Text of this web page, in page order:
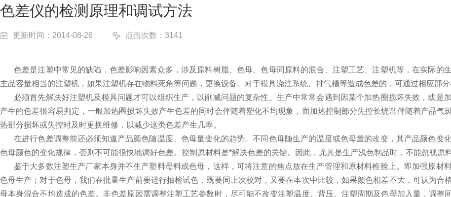
色差仪的检测原理和调试方法
更新时间：2014-08-26 点击次数：3141
色差是注塑中常见的缺陷，色差影响因素众多，涉及原料树脂、色母、色母同原料的混合、注塑工艺、注塑机等，在实际
主品容量相当的注塑机，如果注塑机存在物料死角等问题，更换设备。对于模具浇注系统、排气槽等造成色差的，可通过相应部分
必须首先解决好注塑机及模具问题才可以组织生产，以削减问题的复杂性。生产中常常会遇到因某个加热圈损坏失效，或
产生的色差很容易判定，一般加热圈损坏失效产生色差的同时会伴随着塑化不均现象，而加热控制部分失控长烧常伴随着产品
热部分损坏或失控时及时更换维修，以减少这类色差产生几率。
在进行色差调整前还必须知道产品颜色随温度、色母量变化的趋势。不同色母随生产的温度或色母量的改变，其产品颜色
色母颜色的变化规律，否则不可能很快地调好色差。控制原材料是*解决色差的关键。因此，尤其是生产浅色制品时，不能忽视原
鉴于大多数注塑生产厂家本身并不生产塑料母料或色母，这样，可将注意的焦点放在生产管理和原材料检验上。即加强原
色母生产；对于色母，我们在批量生产前要进行抽检试色，既要同上次校对，又要在本次中比较，如果颜色相差不大，可认为
母本身混合不均造成的色差。非色差原因需调整注塑工艺参数时，尽可能不改变注塑温度、背压、注塑周期及色母加入量，调